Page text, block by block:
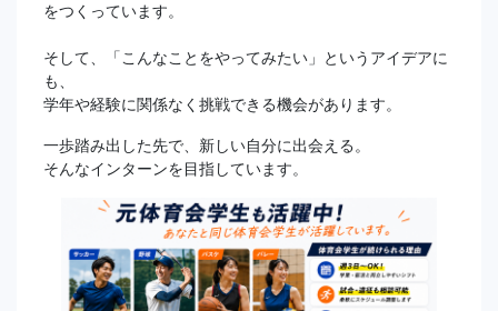
をつくっています。
そして、「こんなことをやってみたい」というアイデアに
も、
学年や経験に関係なく挑戦できる機会があります。
一歩踏み出した先で、新しい自分に出会える。
そんなインターンを目指しています。